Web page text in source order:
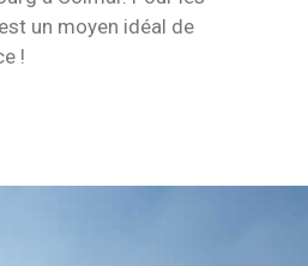
un moyen idéal de
!